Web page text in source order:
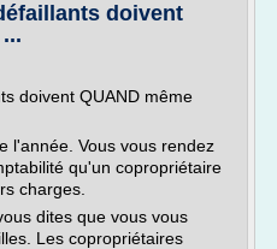
doivent
doivent QUAND même
l'année. Vous vous rendez
qu'un copropriétaire
charges.
dites que vous vous
Les copropriétaires